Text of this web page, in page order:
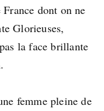
dont on ne
Glorieuses,
la face brillante
femme pleine de